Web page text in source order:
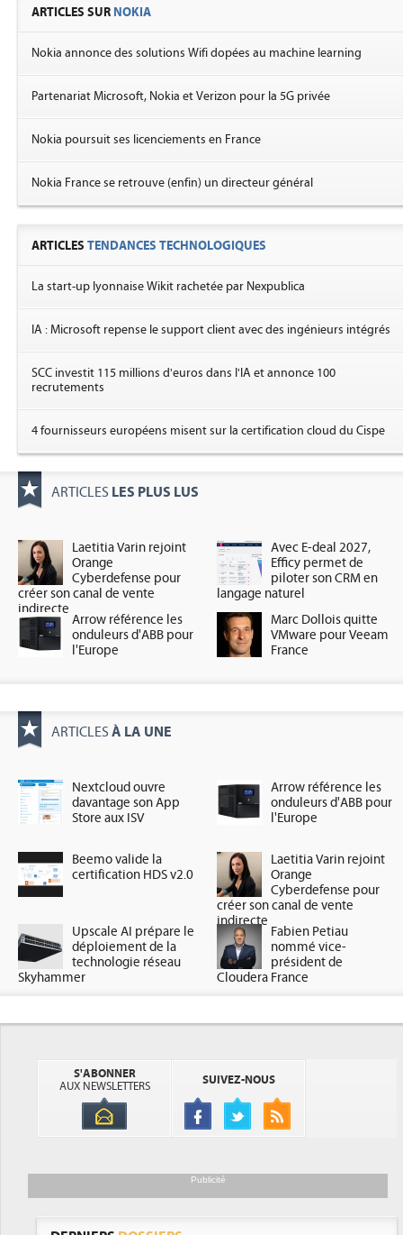
ARTICLES SUR NOKIA
Nokia annonce des solutions Wifi dopées au machine learning
Partenariat Microsoft, Nokia et Verizon pour la 5G privée
Nokia poursuit ses licenciements en France
Nokia France se retrouve (enfin) un directeur général
ARTICLES TENDANCES TECHNOLOGIQUES
La start-up lyonnaise Wikit rachetée par Nexpublica
IA : Microsoft repense le support client avec des ingénieurs intégrés
SCC investit 115 millions d'euros dans l'IA et annonce 100
recrutements
4 fournisseurs européens misent sur la certification cloud du Cispe
ARTICLES LES PLUS LUS
Laetitia Varin rejoint
Orange
Cyberdefense pour
créer son canal de vente
indirecte
Avec E-deal 2027,
Efficy permet de
piloter son CRM en
langage naturel
Arrow référence les
onduleurs d'ABB pour
l'Europe
Marc Dollois quitte
VMware pour Veeam
France
ARTICLES À LA UNE
Nextcloud ouvre
davantage son App
Store aux ISV
Arrow référence les
onduleurs d'ABB pour
l'Europe
Beemo valide la
certification HDS v2.0
Laetitia Varin rejoint
Orange
Cyberdefense pour
créer son canal de vente
indirecte
Upscale AI prépare le
déploiement de la
technologie réseau
Skyhammer
Fabien Petiau
nommé vice-
président de
Cloudera France
S'ABONNER
AUX NEWSLETTERS
SUIVEZ-NOUS
Publicité